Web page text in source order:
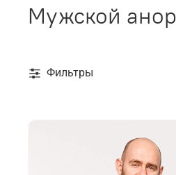
Мужской
Фильтры